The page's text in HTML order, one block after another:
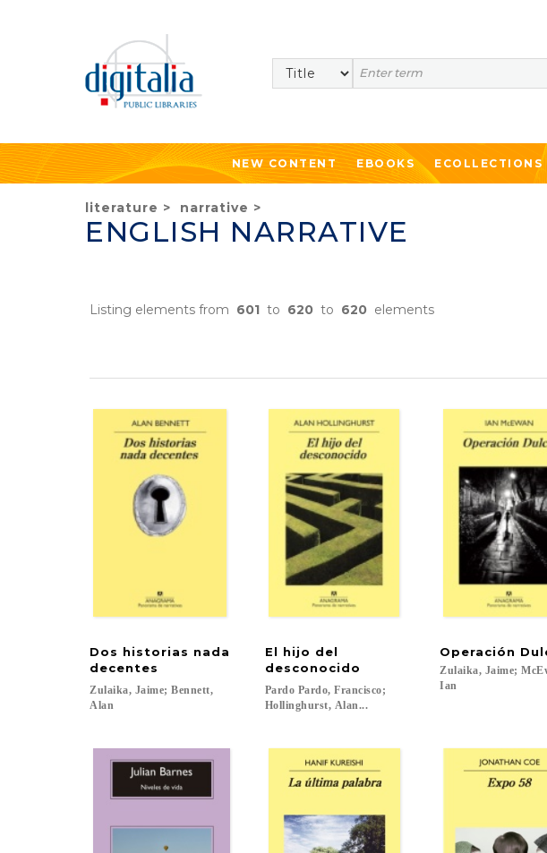
Search
NEW CONTENT EBOOKS ECOLLECTIONS
literature > narrative >
ENGLISH NARRATIVE
Listing elements from 601 to 620 to 620 elements
Dos historias nada
decentes
Zulaika, Jaime; Bennett,
Alan
El hijo del
desconocido
Pardo Pardo, Francisco;
Hollinghurst, Alan...
Operación
Zulaika, Jaime;
Ian